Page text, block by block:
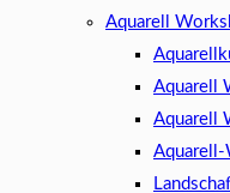
Aquarell
Aquarell
Aquarell